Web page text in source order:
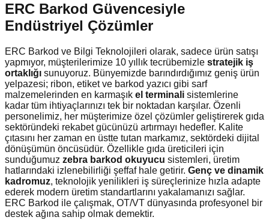
ERC Barkod Güvencesiyle
Endüstriyel Çözümler
ERC Barkod ve Bilgi Teknolojileri olarak, sadece ürün satışı
yapmıyor, müşterilerimize 10 yıllık tecrübemizle stratejik iş
ortaklığı sunuyoruz. Bünyemizde barındırdığımız geniş ürün
yelpazesi; ribon, etiket ve barkod yazıcı gibi sarf
malzemelerinden en karmaşık el terminali sistemlerine
kadar tüm ihtiyaçlarınızı tek bir noktadan karşılar. Özenli
personelimiz, her müşterimize özel çözümler geliştirerek gıda
sektöründeki rekabet gücünüzü artırmayı hedefler. Kalite
çıtasını her zaman en üstte tutan markamız, sektördeki dijital
dönüşümün öncüsüdür. Özellikle gıda üreticileri için
sunduğumuz zebra barkod okuyucu sistemleri, üretim
hatlarındaki izlenebilirliği şeffaf hale getirir. Genç ve dinamik
kadromuz, teknolojik yenilikleri iş süreçlerinize hızla adapte
ederek modern üretim standartlarını yakalamanızı sağlar.
ERC Barkod ile çalışmak, OT/VT dünyasında profesyonel bir
destek ağına sahip olmak demektir.